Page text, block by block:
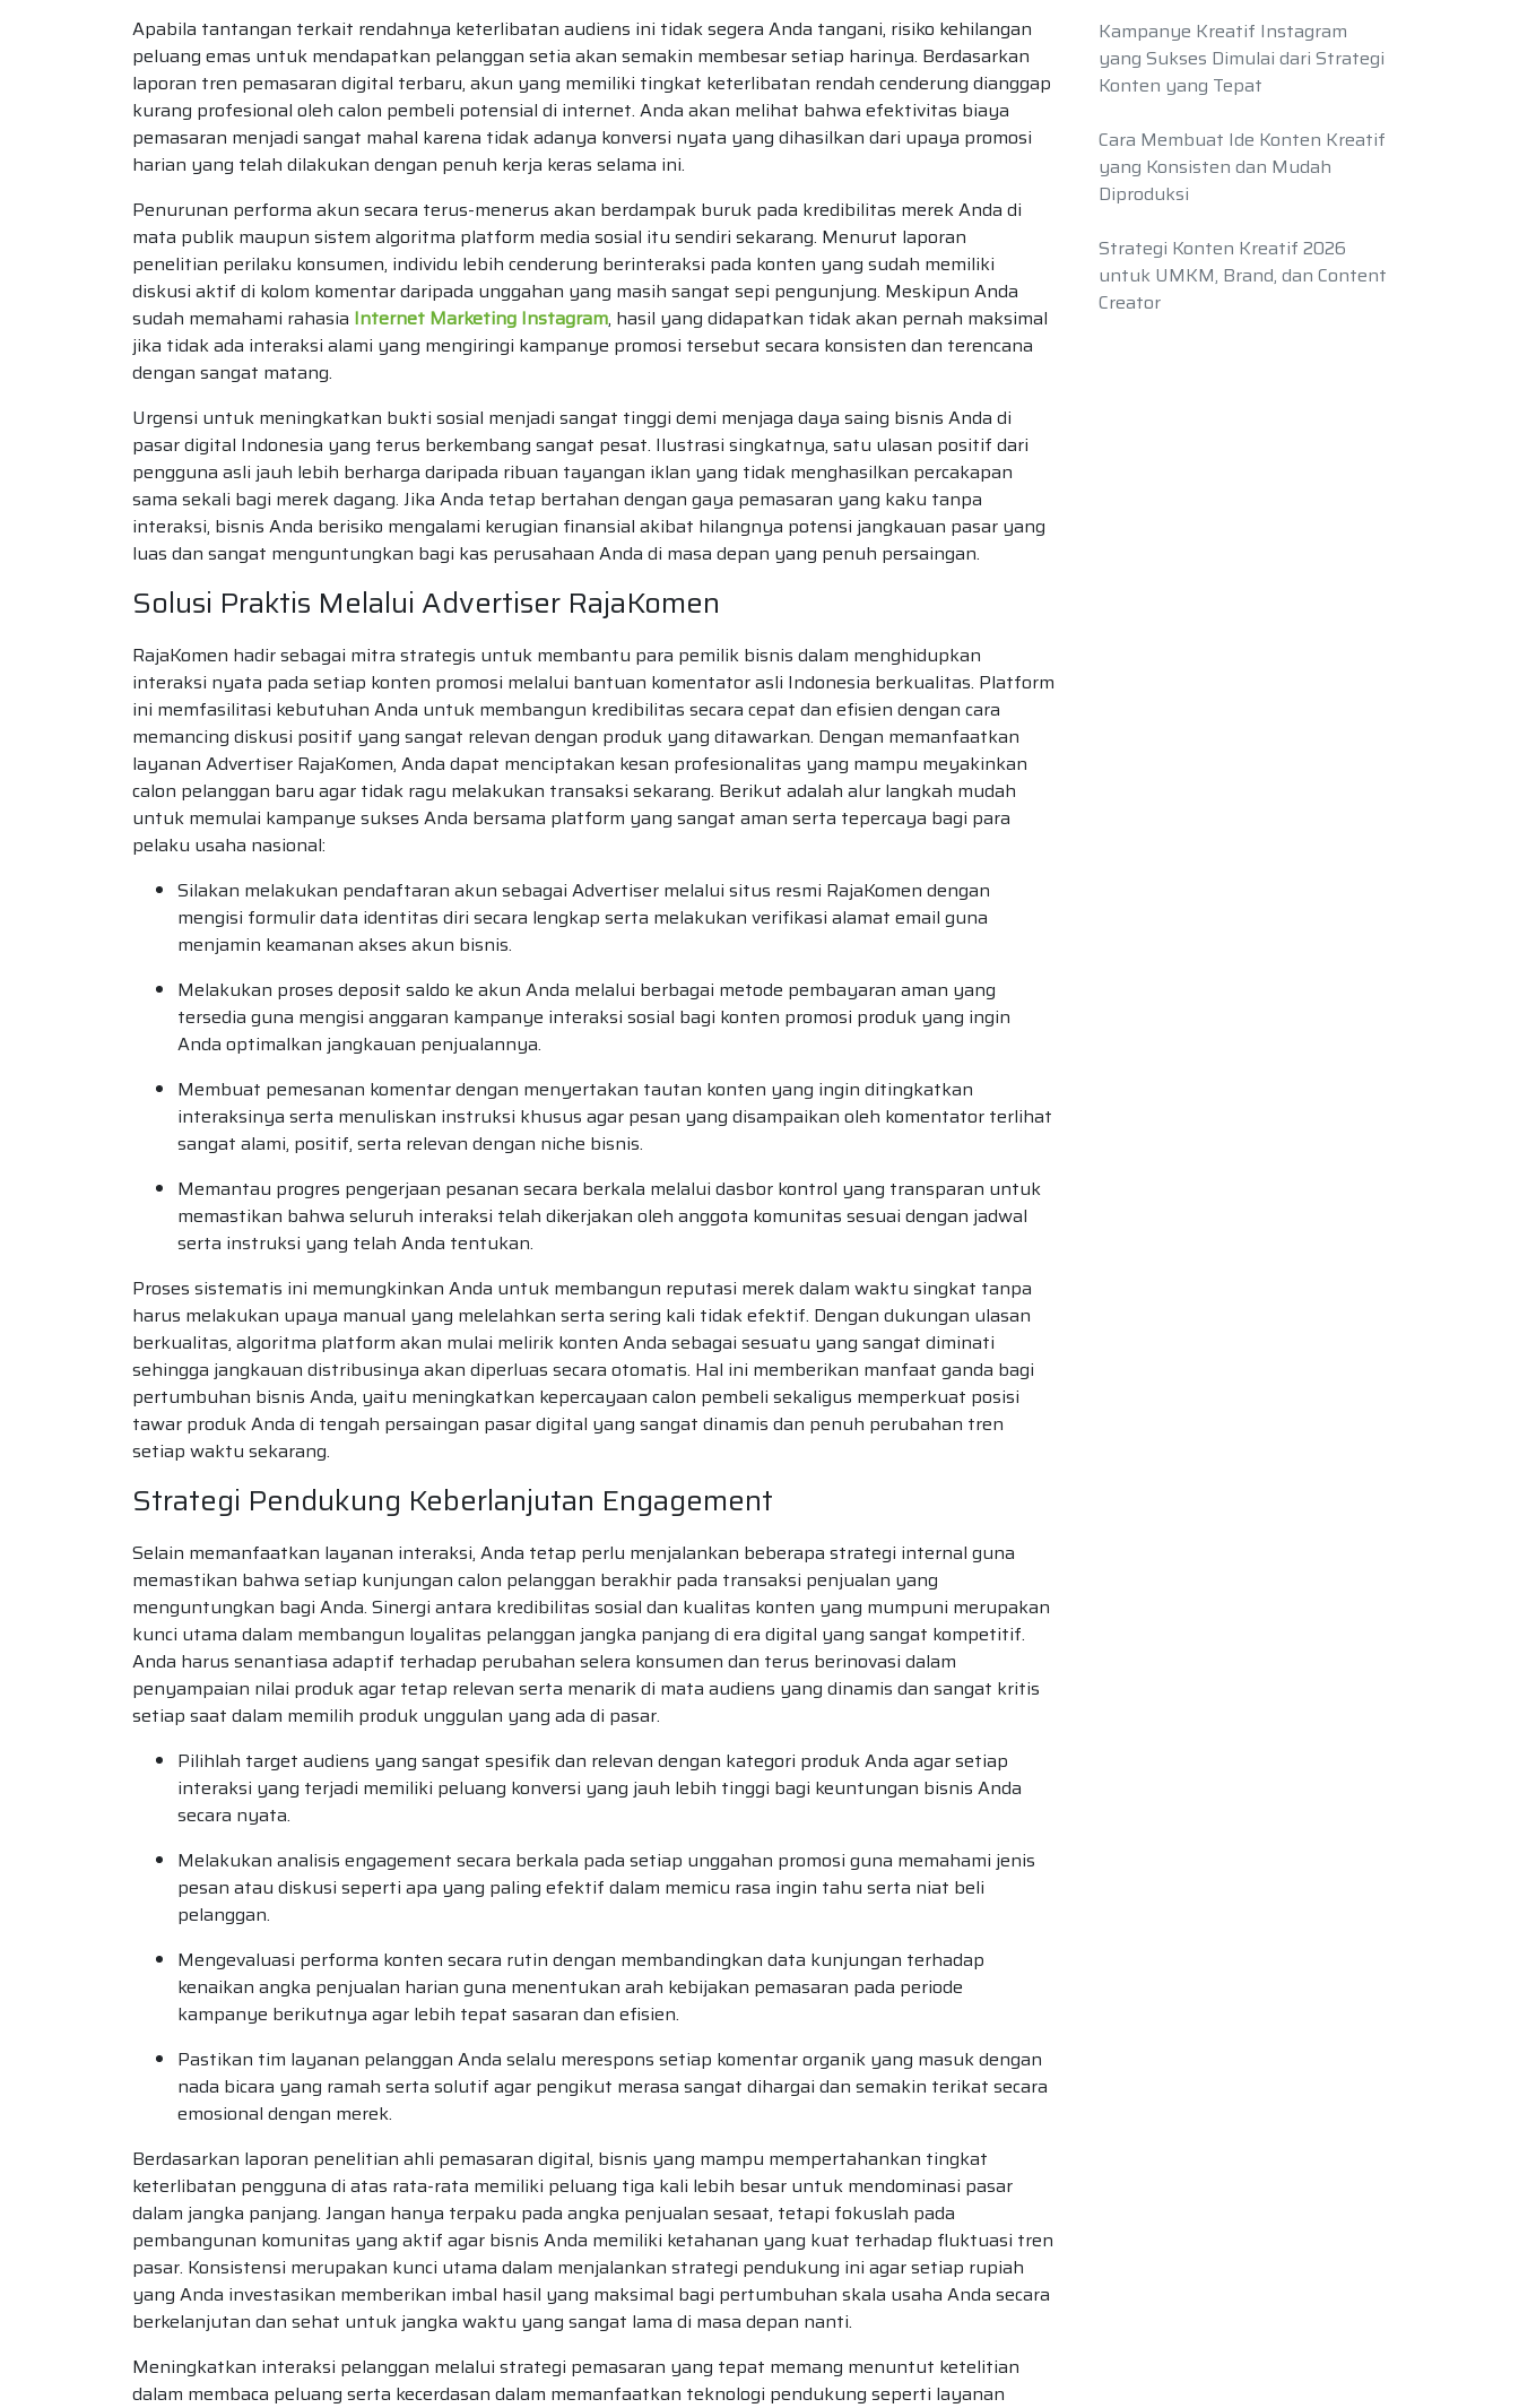
Apabila tantangan terkait rendahnya keterlibatan audiens ini tidak segera Anda tangani, risiko kehilangan
peluang emas untuk mendapatkan pelanggan setia akan semakin membesar setiap harinya. Berdasarkan
laporan tren pemasaran digital terbaru, akun yang memiliki tingkat keterlibatan rendah cenderung dianggap
kurang profesional oleh calon pembeli potensial di internet. Anda akan melihat bahwa efektivitas biaya
pemasaran menjadi sangat mahal karena tidak adanya konversi nyata yang dihasilkan dari upaya promosi
harian yang telah dilakukan dengan penuh kerja keras selama ini.
Penurunan performa akun secara terus-menerus akan berdampak buruk pada kredibilitas merek Anda di
mata publik maupun sistem algoritma platform media sosial itu sendiri sekarang. Menurut laporan
penelitian perilaku konsumen, individu lebih cenderung berinteraksi pada konten yang sudah memiliki
diskusi aktif di kolom komentar daripada unggahan yang masih sangat sepi pengunjung. Meskipun Anda
sudah memahami rahasia Internet Marketing Instagram, hasil yang didapatkan tidak akan pernah maksimal
jika tidak ada interaksi alami yang mengiringi kampanye promosi tersebut secara konsisten dan terencana
dengan sangat matang.
Urgensi untuk meningkatkan bukti sosial menjadi sangat tinggi demi menjaga daya saing bisnis Anda di
pasar digital Indonesia yang terus berkembang sangat pesat. Ilustrasi singkatnya, satu ulasan positif dari
pengguna asli jauh lebih berharga daripada ribuan tayangan iklan yang tidak menghasilkan percakapan
sama sekali bagi merek dagang. Jika Anda tetap bertahan dengan gaya pemasaran yang kaku tanpa
interaksi, bisnis Anda berisiko mengalami kerugian finansial akibat hilangnya potensi jangkauan pasar yang
luas dan sangat menguntungkan bagi kas perusahaan Anda di masa depan yang penuh persaingan.
Solusi Praktis Melalui Advertiser RajaKomen
RajaKomen hadir sebagai mitra strategis untuk membantu para pemilik bisnis dalam menghidupkan
interaksi nyata pada setiap konten promosi melalui bantuan komentator asli Indonesia berkualitas. Platform
ini memfasilitasi kebutuhan Anda untuk membangun kredibilitas secara cepat dan efisien dengan cara
memancing diskusi positif yang sangat relevan dengan produk yang ditawarkan. Dengan memanfaatkan
layanan Advertiser RajaKomen, Anda dapat menciptakan kesan profesionalitas yang mampu meyakinkan
calon pelanggan baru agar tidak ragu melakukan transaksi sekarang. Berikut adalah alur langkah mudah
untuk memulai kampanye sukses Anda bersama platform yang sangat aman serta tepercaya bagi para
pelaku usaha nasional:
Silakan melakukan pendaftaran akun sebagai Advertiser melalui situs resmi RajaKomen dengan
mengisi formulir data identitas diri secara lengkap serta melakukan verifikasi alamat email guna
menjamin keamanan akses akun bisnis.
Melakukan proses deposit saldo ke akun Anda melalui berbagai metode pembayaran aman yang
tersedia guna mengisi anggaran kampanye interaksi sosial bagi konten promosi produk yang ingin
Anda optimalkan jangkauan penjualannya.
Membuat pemesanan komentar dengan menyertakan tautan konten yang ingin ditingkatkan
interaksinya serta menuliskan instruksi khusus agar pesan yang disampaikan oleh komentator terlihat
sangat alami, positif, serta relevan dengan niche bisnis.
Memantau progres pengerjaan pesanan secara berkala melalui dasbor kontrol yang transparan untuk
memastikan bahwa seluruh interaksi telah dikerjakan oleh anggota komunitas sesuai dengan jadwal
serta instruksi yang telah Anda tentukan.
Proses sistematis ini memungkinkan Anda untuk membangun reputasi merek dalam waktu singkat tanpa
harus melakukan upaya manual yang melelahkan serta sering kali tidak efektif. Dengan dukungan ulasan
berkualitas, algoritma platform akan mulai melirik konten Anda sebagai sesuatu yang sangat diminati
sehingga jangkauan distribusinya akan diperluas secara otomatis. Hal ini memberikan manfaat ganda bagi
pertumbuhan bisnis Anda, yaitu meningkatkan kepercayaan calon pembeli sekaligus memperkuat posisi
tawar produk Anda di tengah persaingan pasar digital yang sangat dinamis dan penuh perubahan tren
setiap waktu sekarang.
Strategi Pendukung Keberlanjutan Engagement
Selain memanfaatkan layanan interaksi, Anda tetap perlu menjalankan beberapa strategi internal guna
memastikan bahwa setiap kunjungan calon pelanggan berakhir pada transaksi penjualan yang
menguntungkan bagi Anda. Sinergi antara kredibilitas sosial dan kualitas konten yang mumpuni merupakan
kunci utama dalam membangun loyalitas pelanggan jangka panjang di era digital yang sangat kompetitif.
Anda harus senantiasa adaptif terhadap perubahan selera konsumen dan terus berinovasi dalam
penyampaian nilai produk agar tetap relevan serta menarik di mata audiens yang dinamis dan sangat kritis
setiap saat dalam memilih produk unggulan yang ada di pasar.
Pilihlah target audiens yang sangat spesifik dan relevan dengan kategori produk Anda agar setiap
interaksi yang terjadi memiliki peluang konversi yang jauh lebih tinggi bagi keuntungan bisnis Anda
secara nyata.
Melakukan analisis engagement secara berkala pada setiap unggahan promosi guna memahami jenis
pesan atau diskusi seperti apa yang paling efektif dalam memicu rasa ingin tahu serta niat beli
pelanggan.
Mengevaluasi performa konten secara rutin dengan membandingkan data kunjungan terhadap
kenaikan angka penjualan harian guna menentukan arah kebijakan pemasaran pada periode
kampanye berikutnya agar lebih tepat sasaran dan efisien.
Pastikan tim layanan pelanggan Anda selalu merespons setiap komentar organik yang masuk dengan
nada bicara yang ramah serta solutif agar pengikut merasa sangat dihargai dan semakin terikat secara
emosional dengan merek.
Berdasarkan laporan penelitian ahli pemasaran digital, bisnis yang mampu mempertahankan tingkat
keterlibatan pengguna di atas rata-rata memiliki peluang tiga kali lebih besar untuk mendominasi pasar
dalam jangka panjang. Jangan hanya terpaku pada angka penjualan sesaat, tetapi fokuslah pada
pembangunan komunitas yang aktif agar bisnis Anda memiliki ketahanan yang kuat terhadap fluktuasi tren
pasar. Konsistensi merupakan kunci utama dalam menjalankan strategi pendukung ini agar setiap rupiah
yang Anda investasikan memberikan imbal hasil yang maksimal bagi pertumbuhan skala usaha Anda secara
berkelanjutan dan sehat untuk jangka waktu yang sangat lama di masa depan nanti.
Meningkatkan interaksi pelanggan melalui strategi pemasaran yang tepat memang menuntut ketelitian
dalam membaca peluang serta kecerdasan dalam memanfaatkan teknologi pendukung seperti layanan
Kampanye Kreatif Instagram
yang Sukses Dimulai dari Strategi
Konten yang Tepat
Cara Membuat Ide Konten Kreatif
yang Konsisten dan Mudah
Diproduksi
Strategi Konten Kreatif 2026
untuk UMKM, Brand, dan Content
Creator